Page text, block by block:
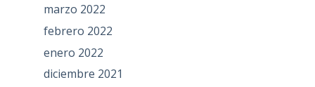
marzo 2022
febrero 2022
enero 2022
diciembre 2021